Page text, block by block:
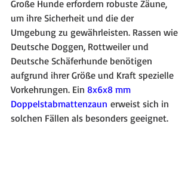
Große Hunde erfordern robuste Zäune,
um ihre Sicherheit und die der
Umgebung zu gewährleisten. Rassen wie
Deutsche Doggen, Rottweiler und
Deutsche Schäferhunde benötigen
aufgrund ihrer Größe und Kraft spezielle
Vorkehrungen. Ein 8x6x8 mm
Doppelstabmattenzaun erweist sich in
solchen Fällen als besonders geeignet.